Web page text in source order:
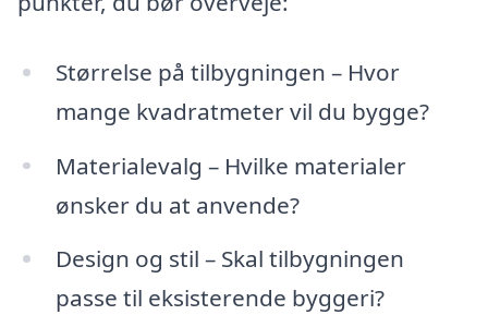
Størrelse på tilbygningen – Hvor
mange kvadratmeter vil du bygge?
Materialevalg – Hvilke materialer
ønsker du at anvende?
Design og stil – Skal tilbygningen
passe til eksisterende byggeri?